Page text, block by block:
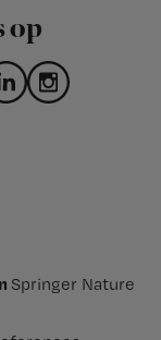
op
Springer Nature